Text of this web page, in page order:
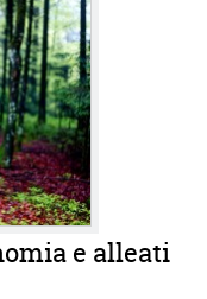
e alleati